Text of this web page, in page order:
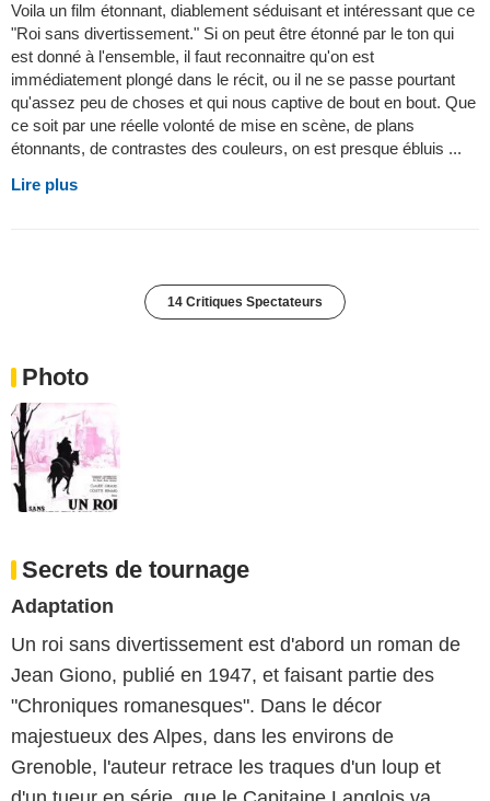
Voila un film étonnant, diablement séduisant et intéressant que ce
"Roi sans divertissement." Si on peut être étonné par le ton qui
est donné à l'ensemble, il faut reconnaitre qu'on est
immédiatement plongé dans le récit, ou il ne se passe pourtant
qu'assez peu de choses et qui nous captive de bout en bout. Que
ce soit par une réelle volonté de mise en scène, de plans
étonnants, de contrastes des couleurs, on est presque ébluis ...
Lire plus
14 Critiques Spectateurs
Photo
Secrets de tournage
Adaptation
Un roi sans divertissement est d'abord un roman de
Jean Giono, publié en 1947, et faisant partie des
"Chroniques romanesques". Dans le décor
majestueux des Alpes, dans les environs de
Grenoble, l'auteur retrace les traques d'un loup et